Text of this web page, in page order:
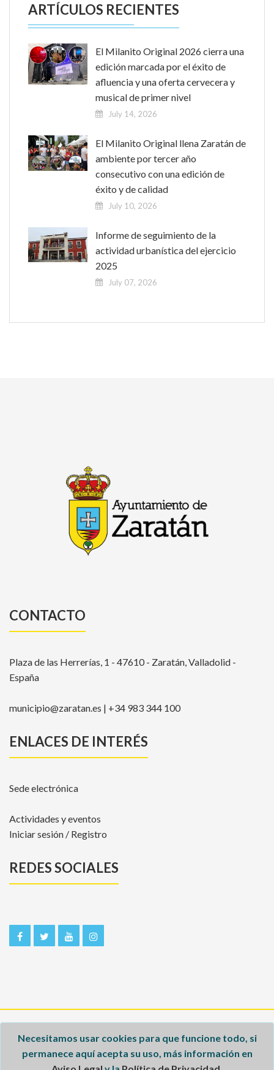
ARTÍCULOS RECIENTES
El Milanito Original 2026 cierra una
edición marcada por el éxito de
afluencia y una oferta cervecera y
musical de primer nivel
July 14, 2026
El Milanito Original llena Zaratán de
ambiente por tercer año
consecutivo con una edición de
éxito y de calidad
July 10, 2026
Informe de seguimiento de la
actividad urbanística del ejercicio
2025
July 07, 2026
CONTACTO
Plaza de las Herrerías, 1 - 47610 - Zaratán, Valladolid -
España
municipio@zaratan.es | +34 983 344 100
ENLACES DE INTERÉS
Sede electrónica
Actividades y eventos
Iniciar sesión / Registro
REDES SOCIALES
Aviso legal
Necesitamos usar cookies para que funcione todo, si
permanece aquí acepta su uso, más información en